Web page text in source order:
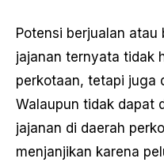
Potensi berjualan
jajanan ternyata tidak
perkotaan, tetapi juga
Walaupun tidak dapat
jajanan di daerah
menjanjikan karena